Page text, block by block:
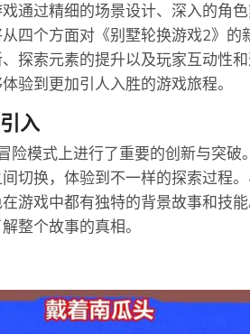
通过精细的场景设计、深入的角
四个方面对《别墅轮换游戏2》的
探索元素的提升以及玩家互动性
验到更加引人入胜的游戏旅程。
入
险模式上进行了重要的创新与突
切换，体验到不一样的探索过程
游戏中都有独特的背景故事和技
整个故事的真相。